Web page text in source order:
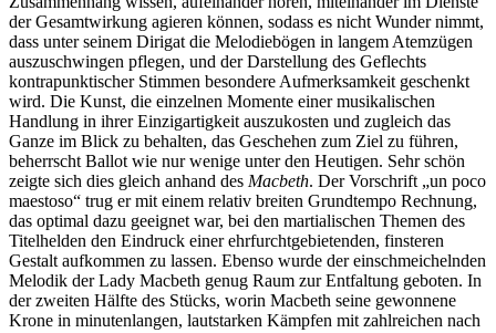
der Gesamtwirkung agieren können, sodass es nicht Wunder nimmt,
dass unter seinem Dirigat die Melodiebögen in langem Atemzügen
auszuschwingen pflegen, und der Darstellung des Geflechts
kontrapunktischer Stimmen besondere Aufmerksamkeit geschenkt
wird. Die Kunst, die einzelnen Momente einer musikalischen
Handlung in ihrer Einzigartigkeit auszukosten und zugleich das
Ganze im Blick zu behalten, das Geschehen zum Ziel zu führen,
beherrscht Ballot wie nur wenige unter den Heutigen. Sehr schön
zeigte sich dies gleich anhand des Macbeth. Der Vorschrift „un poco
maestoso“ trug er mit einem relativ breiten Grundtempo Rechnung,
das optimal dazu geeignet war, bei den martialischen Themen des
Titelhelden den Eindruck einer ehrfurchtgebietenden, finsteren
Gestalt aufkommen zu lassen. Ebenso wurde der einschmeichelnden
Melodik der Lady Macbeth genug Raum zur Entfaltung geboten. In
der zweiten Hälfte des Stücks, worin Macbeth seine gewonnene
Krone in minutenlangen, lautstarken Kämpfen mit zahlreichen nach